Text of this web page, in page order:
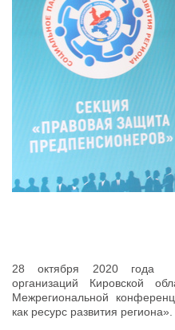
28 октября 2020 года
организаций Кировской
Межрегиональной
как ресурс развития региона».